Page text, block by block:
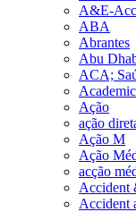
A&E-
ABA
Abrantes
Abu
ACA;
Ação
ação
Ação M
Ação
acção
Accident
Accident